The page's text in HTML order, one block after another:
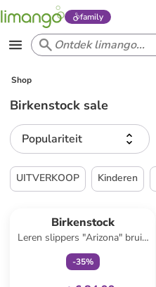
family
Shop
Birkenstock sale
Populariteit
UITVERKOOP Kinderen
Birkenstock
Leren slippers "Arizona" bruin
- wijdte S
-35%